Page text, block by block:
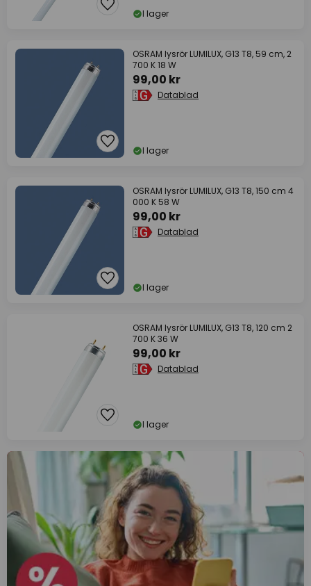
I lager
OSRAM lysrör LUMILUX, G13 T8, 59 cm, 2
700 K 18 W
99,00 kr
Datablad
I lager
OSRAM lysrör LUMILUX, G13 T8, 150 cm 4
000 K 58 W
99,00 kr
Datablad
I lager
OSRAM lysrör LUMILUX, G13 T8, 120 cm 2
700 K 36 W
99,00 kr
Datablad
I lager